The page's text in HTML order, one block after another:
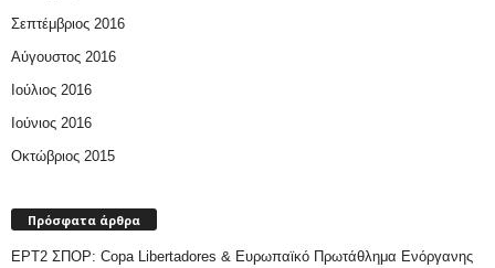
Σεπτέμβριος 2016
Αύγουστος 2016
Ιούλιος 2016
Ιούνιος 2016
Οκτώβριος 2015
Πρόσφατα άρθρα
ΕΡΤ2 ΣΠΟΡ: Copa Libertadores & Ευρωπαϊκό Πρωτάθλημα Ενόργανης